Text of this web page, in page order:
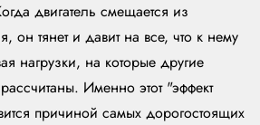
двигатель смещается из
он тянет и давит на все, что к нему
нагрузки, на которые другие
Именно этот "эффект
причиной самых дорогостоящих